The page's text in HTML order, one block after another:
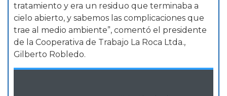
tratamiento y era un residuo que terminaba a
cielo abierto, y sabemos las complicaciones que
trae al medio ambiente”, comentó el presidente
de la Cooperativa de Trabajo La Roca Ltda.,
Gilberto Robledo.